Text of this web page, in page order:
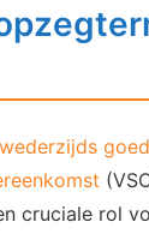
wederzijds
cruciale rol